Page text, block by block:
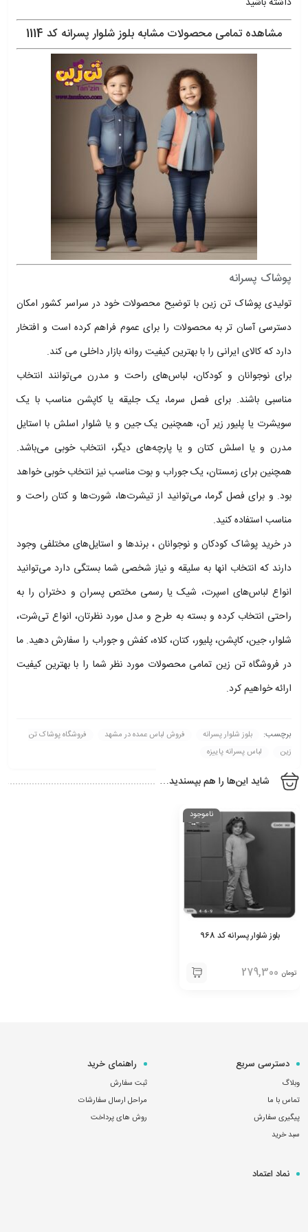
مشاهده تمامی محصولات مشابه بلوز شلوار پسرانه کد 1114
پوشاک پسرانه
تولیدی پوشاک تن زین با توضیح محصولات خود در سراسر کشور امکان
دسترسی آسان تر به محصولات را برای عموم فراهم کرده است و افتخار
دارد که کالای ایرانی را با بهترین کیفیت روانه بازار داخلی می کند.
برای نوجوانان و کودکان، لباس‌های راحت و مدرن می‌توانند انتخاب
مناسبی باشند. برای فصل سرما، یک جلیقه یا کاپشن مناسب با یک
سویشرت یا پلیور زیر آن، همچنین یک جین و یا شلوار اسلش با استایل
مدرن و یا اسلش کتان و یا پارچه‌های دیگر، انتخاب خوبی می‌باشد.
همچنین برای زمستان، یک جوراب و بوت مناسب نیز انتخاب خوبی خواهد
بود. و برای فصل گرما، می‌توانید از تیشرت‌ها، شورت‌ها و کتان راحت و
مناسب استفاده کنید.
در خرید پوشاک کودکان و نوجوانان ، برندها و استایل‌های مختلفی وجود
دارند که انتخاب انها به سلیقه و نیاز شخصی شما بستگی دارد می‌توانید
انواع لباس‌های اسپرت، شیک یا رسمی مختص پسران و دختران را به
راحتی انتخاب کرده و بسته به طرح و مدل مورد نظرتان، انواع تی‌شرت،
شلوار، جین، کاپشن، پلیور، کتان، کلاه، کفش و جوراب را سفارش دهید. ما
در فروشگاه تن زین تمامی محصولات مورد نظر شما را با بهترین کیفیت
ارائه خواهیم کرد.
برچسب: بلوز شلوار پسرانه فروش لباس عمده در مشهد
فروشگاه پوشاک تن
زین
لباس پسرانه پاییزه
شاید این‌ها را هم بپسندید…
ناموجود
بلوز شلوار پسرانه کد 968
تومان
دسترسی سریع
وبلاگ
تماس با ما
پیگیری سفارش
سبد خرید
راهنمای خرید
ثبت سفارش
مراحل ارسال سفارشات
روش های پرداخت
نماد اعتماد